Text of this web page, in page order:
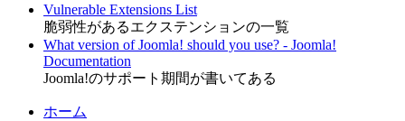
Vulnerable Extensions List
脆弱性があるエクステンションの一覧
What version of Joomla! should you use? - Joomla!
Documentation
Joomla!のサポート期間が書いてある
ホーム